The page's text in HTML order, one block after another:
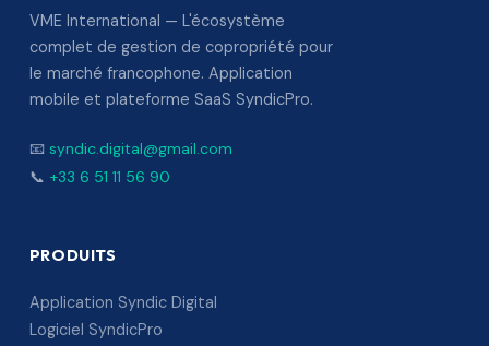
VME International — L'écosystème
complet de gestion de copropriété pour
le marché francophone. Application
mobile et plateforme SaaS SyndicPro.
📧 syndic.digital@gmail.com
📞 +33 6 51 11 56 90
PRODUITS
Application Syndic Digital
Logiciel SyndicPro